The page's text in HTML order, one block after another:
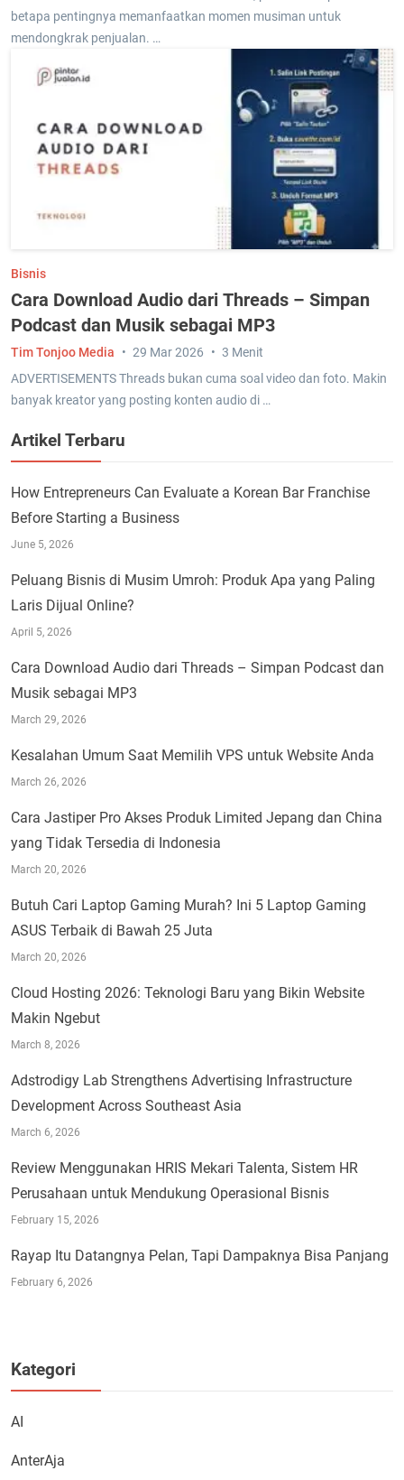
betapa pentingnya memanfaatkan momen musiman untuk
mendongkrak penjualan. …
Bisnis
Cara Download Audio dari Threads – Simpan
Podcast dan Musik sebagai MP3
ADVERTISEMENTS Threads bukan cuma soal video dan foto. Makin
banyak kreator yang posting konten audio di …
Tim Tonjoo Media 29 Mar 2026 3 Menit
Artikel Terbaru
How Entrepreneurs Can Evaluate a Korean Bar Franchise
Before Starting a Business
June 5, 2026
Peluang Bisnis di Musim Umroh: Produk Apa yang Paling
Laris Dijual Online?
April 5, 2026
Cara Download Audio dari Threads – Simpan Podcast dan
Musik sebagai MP3
March 29, 2026
Kesalahan Umum Saat Memilih VPS untuk Website Anda
March 26, 2026
Cara Jastiper Pro Akses Produk Limited Jepang dan China
yang Tidak Tersedia di Indonesia
March 20, 2026
Butuh Cari Laptop Gaming Murah? Ini 5 Laptop Gaming
ASUS Terbaik di Bawah 25 Juta
March 20, 2026
Cloud Hosting 2026: Teknologi Baru yang Bikin Website
Makin Ngebut
March 8, 2026
Adstrodigy Lab Strengthens Advertising Infrastructure
Development Across Southeast Asia
March 6, 2026
Review Menggunakan HRIS Mekari Talenta, Sistem HR
Perusahaan untuk Mendukung Operasional Bisnis
February 15, 2026
Rayap Itu Datangnya Pelan, Tapi Dampaknya Bisa Panjang
February 6, 2026
Kategori
AI
AnterAja